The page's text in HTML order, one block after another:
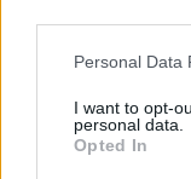
Personal Data
I want to opt-
personal data.
Opted In
IODL